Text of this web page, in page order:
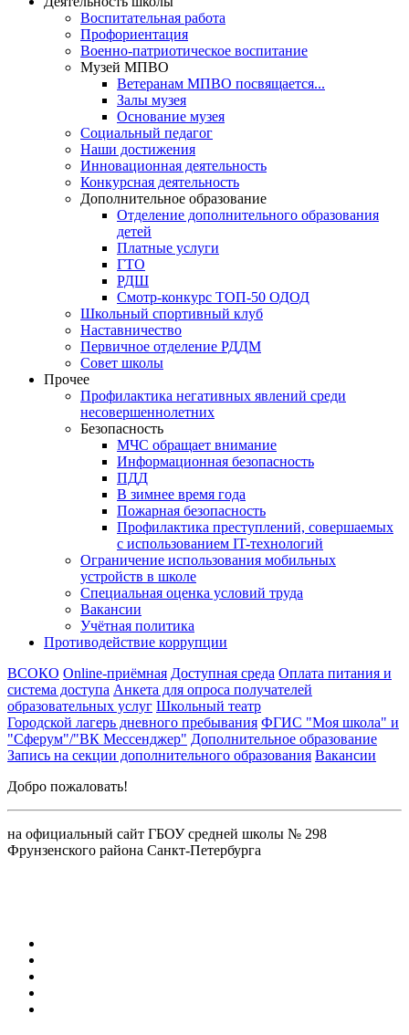
Воспитательная работа
Профориентация
Военно-патриотическое воспитание
Музей МПВО
Ветеранам МПВО посвящается...
Залы музея
Основание музея
Социальный педагог
Наши достижения
Инновационная деятельность
Конкурсная деятельность
Дополнительное образование
Отделение дополнительного образования
детей
Платные услуги
ГТО
РДШ
Смотр-конкурс ТОП-50 ОДОД
Школьный спортивный клуб
Наставничество
Первичное отделение РДДМ
Совет школы
Прочее
Профилактика негативных явлений среди
несовершеннолетних
Безопасность
МЧС обращает внимание
Информационная безопасность
ПДД
В зимнее время года
Пожарная безопасность
Профилактика преступлений, совершаемых
с использованием IT-технологий
Ограничение использования мобильных
устройств в школе
Специальная оценка условий труда
Вакансии
Учётная политика
Противодействие коррупции
ВСОКО Online-приёмная Доступная среда Оплата питания и
система доступа Анкета для опроса получателей
образовательных услуг Школьный театр
Городской лагерь дневного пребывания ФГИС "Моя школа" и
"Сферум"/"ВК Мессенджер" Дополнительное образование
Запись на секции дополнительного образования Вакансии
Добро пожаловать!
на официальный сайт ГБОУ средней школы № 298
Фрунзенского района Санкт-Петербурга